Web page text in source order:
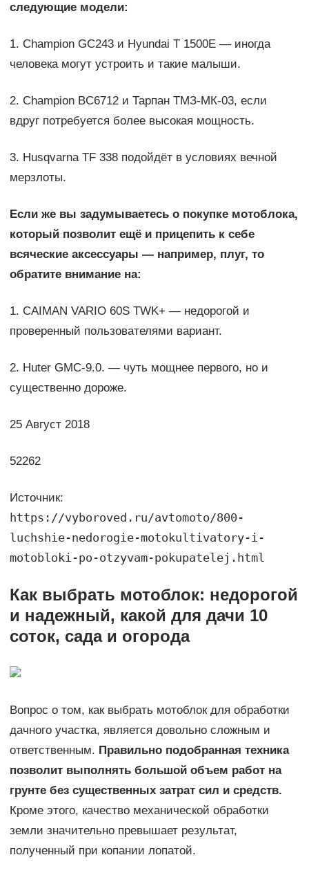
следующие модели:
1. Champion GC243 и Hyundai T 1500E — иногда
человека могут устроить и такие малыши.
2. Champion BC6712 и Тарпан ТМЗ-МК-03, если
вдруг потребуется более высокая мощность.
3. Husqvarna TF 338 подойдёт в условиях вечной
мерзлоты.
Если же вы задумываетесь о покупке мотоблока,
который позволит ещё и прицепить к себе
всяческие аксессуары — например, плуг, то
обратите внимание на:
1. CAIMAN VARIO 60S TWK+ — недорогой и
проверенный пользователями вариант.
2. Huter GMC-9.0. — чуть мощнее первого, но и
существенно дороже.
25 Август 2018
52262
Источник:
https://vyboroved.ru/avtomoto/800-
luchshie-nedorogie-motokultivatory-i-
motobloki-po-otzyvam-pokupatelej.html
Как выбрать мотоблок: недорогой
и надежный, какой для дачи 10
соток, сада и огорода
Вопрос о том, как выбрать мотоблок для обработки
дачного участка, является довольно сложным и
ответственным. Правильно подобранная техника
позволит выполнять большой объем работ на
грунте без существенных затрат сил и средств.
Кроме этого, качество механической обработки
земли значительно превышает результат,
полученный при копании лопатой.